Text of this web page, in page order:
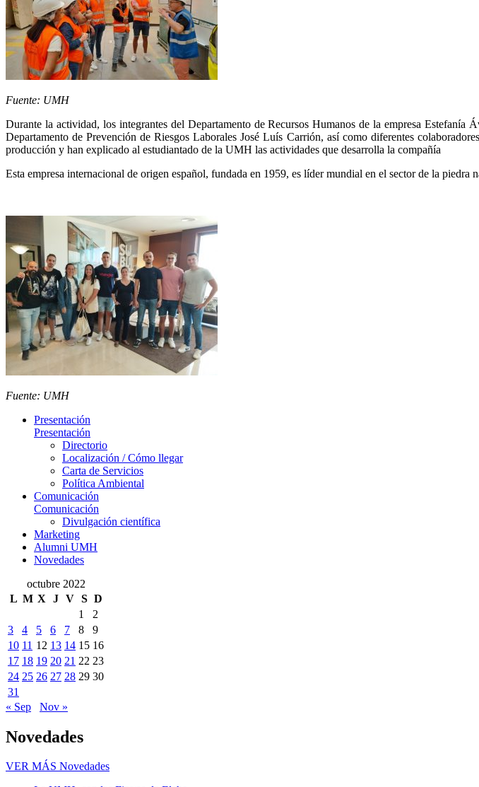
Fuente: UMH
Durante la actividad, los integrantes del Departamento de Recursos Humanos de la empresa
Departamento de Prevención de Riesgos Laborales José Luís Carrión, así como diferentes
producción y han explicado al estudiantado de la UMH las actividades que desarrolla la compañía
Esta empresa internacional de origen español, fundada en 1959, es líder mundial en el sector de la
Fuente: UMH
Presentación
Presentación
Directorio
Localización / Cómo llegar
Carta de Servicios
Política Ambiental
Comunicación
Comunicación
Divulgación científica
Marketing
Alumni UMH
Novedades
octubre 2022
L M X J V S D
1
2
3
4 5 6 7 8
9
10 11 12 13 14 15 16
17 18 19 20 21 22 23
24 25 26 27 28 29 30
31
« Sep
Nov »
Novedades
VER MÁS Novedades